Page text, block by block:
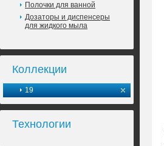
Полочки для ванной
Дозаторы и диспенсеры
для жидкого мыла
Коллекции
19
Технологии